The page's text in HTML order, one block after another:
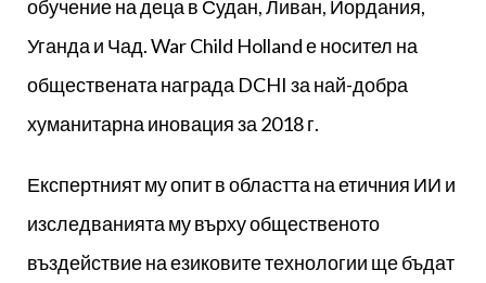
обучение на деца в Судан, Ливан, Йордания,
Уганда и Чад. War Child Holland е носител на
обществената награда DCHI за най-добра
хуманитарна иновация за 2018 г.
Експертният му опит в областта на етичния ИИ и
изследванията му върху общественото
въздействие на езиковите технологии ще бъдат